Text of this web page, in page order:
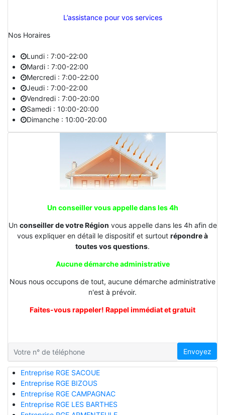
L’assistance pour vos services
Nos Horaires
Lundi : 7:00-22:00
Mardi : 7:00-22:00
Mercredi : 7:00-22:00
Jeudi : 7:00-22:00
Vendredi : 7:00-20:00
Samedi : 10:00-20:00
Dimanche : 10:00-20:00
Un conseiller vous appelle dans les 4h
Un conseiller de votre Région vous appelle dans les 4h afin de
vous expliquer en détail le dispositif et surtout répondre à
toutes vos questions.
Aucune démarche administrative
Nous nous occupons de tout, aucune démarche administrative
n'est à prévoir.
Faites-vous rappeler! Rappel immédiat et gratuit
Envoyez
Entreprise RGE SACOUE
Entreprise RGE BIZOUS
Entreprise RGE CAMPAGNAC
Entreprise RGE LES BARTHES